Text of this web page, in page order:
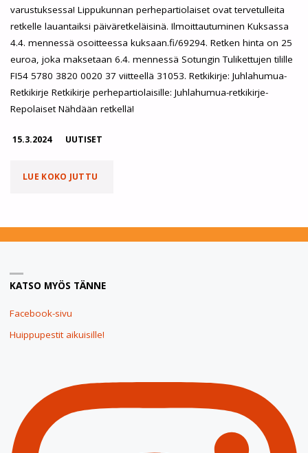
varustuksessa! Lippukunnan perhepartiolaiset ovat tervetulleita
retkelle lauantaiksi päiväretkeläisinä. Ilmoittautuminen Kuksassa
4.4. mennessä osoitteessa kuksaan.fi/69294. Retken hinta on 25
euroa, joka maksetaan 6.4. mennessä Sotungin Tulikettujen tilille
FI54 5780 3820 0020 37 viitteellä 31053. Retkikirje: Juhlahumua-
Retkikirje Retkikirje perhepartiolaisille: Juhlahumua-retkikirje-
Repolaiset Nähdään retkellä!
15.3.2024 UUTISET
LUE KOKO JUTTU
19.-21.4.2024"
KATSO MYÖS TÄNNE
Facebook-sivu
Huippupestit aikuisille!